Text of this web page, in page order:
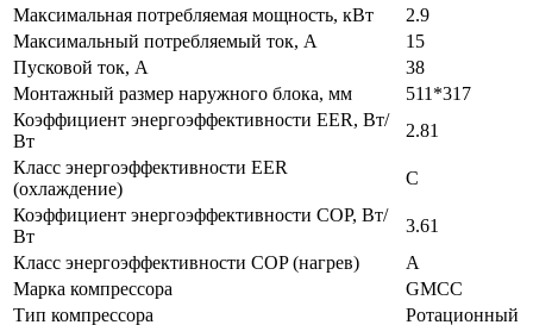
Максимальная потребляемая мощность, кВт
2.9
Максимальный потребляемый ток, А
15
Пусковой ток, А
38
Монтажный размер наружного блока, мм
511*317
Коэффициент энергоэффективности EER, Вт/
Вт
2.81
Класс энергоэффективности EER
(охлаждение)
С
Коэффициент энергоэффективности COP, Вт/
Вт
3.61
Класс энергоэффективности COP (нагрев)
A
Марка компрессора
GMCC
Тип компрессора
Ротационный